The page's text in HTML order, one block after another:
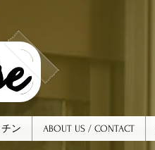
ン ABOUT US / CONTACT